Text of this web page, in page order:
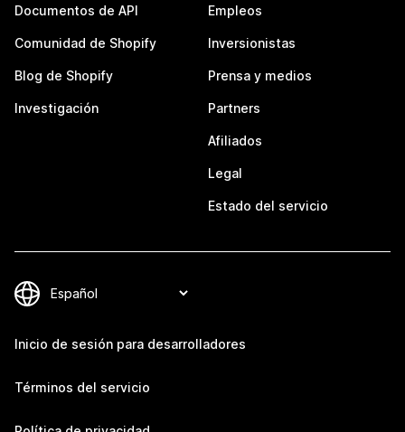
Documentos de API
Comunidad de Shopify
Blog de Shopify
Investigación
Empleos
Inversionistas
Prensa y medios
Partners
Afiliados
Legal
Estado del servicio
Inicio de sesión para desarrolladores
Términos del servicio